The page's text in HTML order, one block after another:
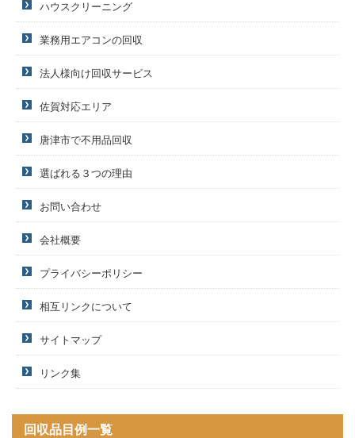
ハウスクリーニング
業務用エアコンの回収
法人様向け回収サービス
佐賀対応エリア
唐津市で不用品回収
選ばれる３つの理由
お問い合わせ
会社概要
プライバシーポリシー
相互リンクについて
サイトマップ
リンク集
回収品目例一覧